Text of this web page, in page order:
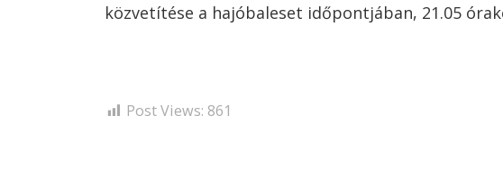
közvetítése a hajóbaleset időpontjában, 21.05
Post Views: 861